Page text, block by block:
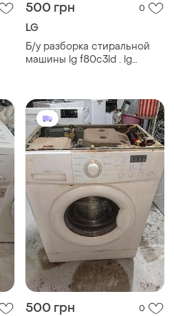
500 грн 0
LG
Б/у разборка стиральной
машины lg f80c3ld . lg
машину lg f80c3ld
500 грн 0